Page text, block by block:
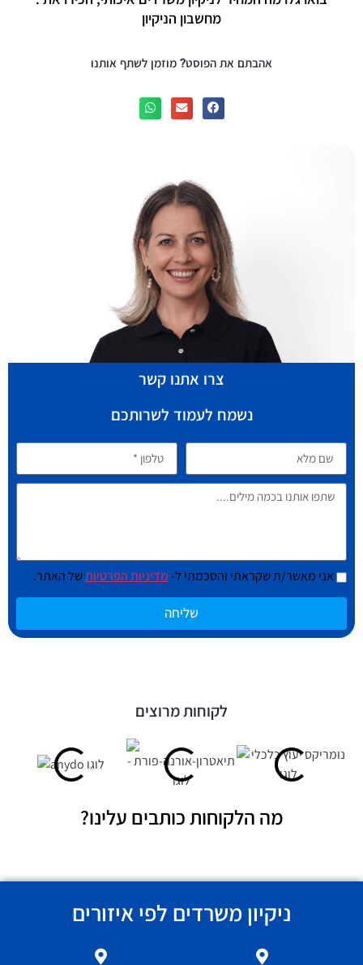
מחשבון הניקיון
אהבתם את הפוסט? מוזמן לשתף אותנו
צרו אתנו קשר
נשמח לעמוד לשרותכם
אני מאשר/ת שקראתי והסכמתי ל-מדיניות הפרטיותשל האתר.
שליחה
לקוחות מרוצים
מה הלקוחות כותבים עלינו?
ניקיון משרדים לפי איזורים